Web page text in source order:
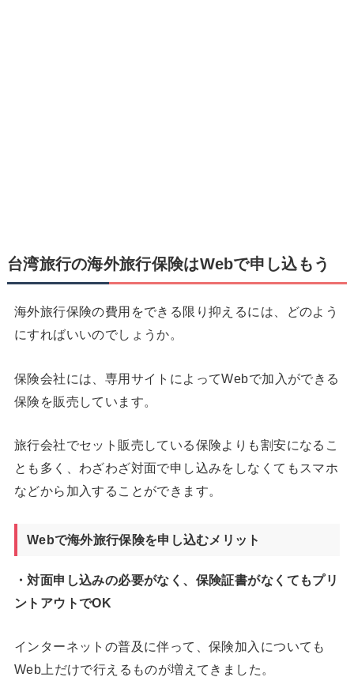
台湾旅行の海外旅行保険はWebで申し込もう
海外旅行保険の費用をできる限り抑えるには、どのよう
にすればいいのでしょうか。
保険会社には、専用サイトによってWebで加入ができる
保険を販売しています。
旅行会社でセット販売している保険よりも割安になるこ
とも多く、わざわざ対面で申し込みをしなくてもスマホ
などから加入することができます。
Webで海外旅行保険を申し込むメリット
・対面申し込みの必要がなく、保険証書がなくてもプリ
ントアウトでOK
インターネットの普及に伴って、保険加入についても
Web上だけで行えるものが増えてきました。